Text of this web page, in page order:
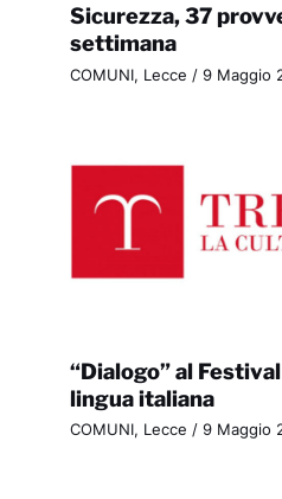
Sicurezza, 37
settimana
COMUNI, Lecce / 9 Maggio
“Dialogo” al
lingua italiana
COMUNI, Lecce / 9 Maggio